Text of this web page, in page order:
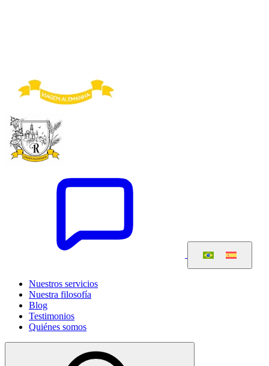
Nuestros servicios
Nuestra filosofía
Blog
Testimonios
Quiénes somos